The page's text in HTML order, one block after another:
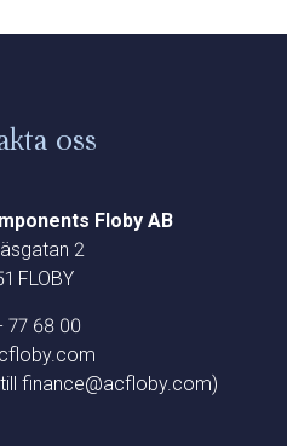
oss
Floby AB
2
FLOBY
77 68 00
finance@acfloby.com)